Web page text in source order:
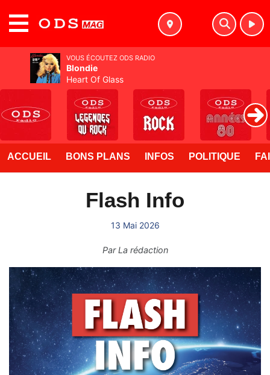
ACCUEIL BONS PLANS INFOS POLITIQUE
Flash Info
13 Mai 2026
ParLa rédaction
VOUS ÉCOUTEZ ODS RADIO
Blondie
Heart Of Glass